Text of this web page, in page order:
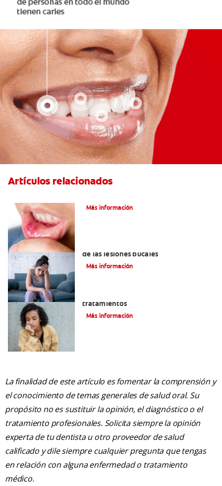
Artículos relacionados
Más información
de las lesiones bucales
Más información
tratamientos
Más información
La finalidad de este artículo es fomentar la comprensión y
el conocimiento de temas generales de salud oral. Su
propósito no es sustituir la opinión, el diagnóstico o el
tratamiento profesionales. Solicita siempre la opinión
experta de tu dentista u otro proveedor de salud
calificado y dile siempre cualquier pregunta que tengas
en relación con alguna enfermedad o tratamiento
médico.